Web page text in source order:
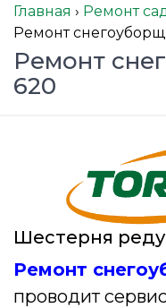
Главная › Ремонт
Ремонт
Ремонт
620
Шестерня
Ремонт
проводит